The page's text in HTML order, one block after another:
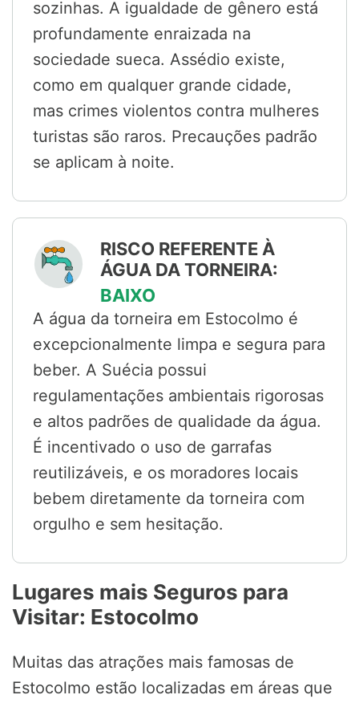
sozinhas. A igualdade de gênero está
profundamente enraizada na
sociedade sueca. Assédio existe,
como em qualquer grande cidade,
mas crimes violentos contra mulheres
turistas são raros. Precauções padrão
se aplicam à noite.
RISCO REFERENTE À
ÁGUA DA TORNEIRA:
BAIXO
A água da torneira em Estocolmo é
excepcionalmente limpa e segura para
beber. A Suécia possui
regulamentações ambientais rigorosas
e altos padrões de qualidade da água.
É incentivado o uso de garrafas
reutilizáveis, e os moradores locais
bebem diretamente da torneira com
orgulho e sem hesitação.
Lugares mais Seguros para
Visitar: Estocolmo
Muitas das atrações mais famosas de
Estocolmo estão localizadas em áreas que